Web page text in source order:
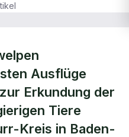
Ausflüge
Erkundung der
Tiere
Kreis in Baden-